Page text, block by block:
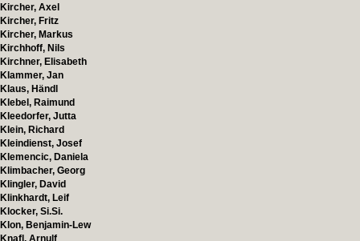
Kircher, Axel
Kircher, Fritz
Kircher, Markus
Kirchhoff, Nils
Kirchner, Elisabeth
Klammer, Jan
Klaus, Händl
Klebel, Raimund
Kleedorfer, Jutta
Klein, Richard
Kleindienst, Josef
Klemencic, Daniela
Klimbacher, Georg
Klingler, David
Klinkhardt, Leif
Klocker, Si.Si.
Klon, Benjamin-Lew
Knafl, Arnulf